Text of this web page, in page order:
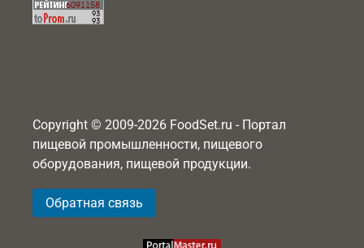
Copyright © 2009-2026 FoodSet.ru - Портал
пищевой промышленности, пищевого
оборудования, пищевой продукции.
Обратная связь